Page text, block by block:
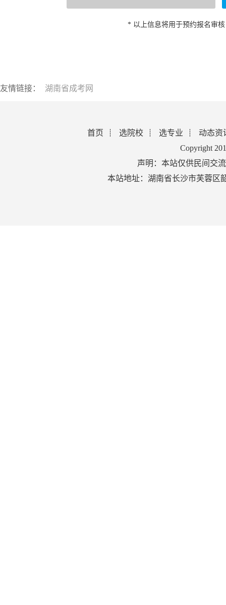
* 以上信息将用于预约报名审
友情链接： 湖南省成考网
首页 选院校 选专业
动态资
Copyright
声明：本站仅供民间交
本站地址：湖南省长沙市芙蓉区